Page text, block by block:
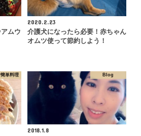
ムウ
2020.2.23
介護犬になったら必要！赤ちゃん
オムツ使って節約しよう！
単料理 Blog
2018.1.8